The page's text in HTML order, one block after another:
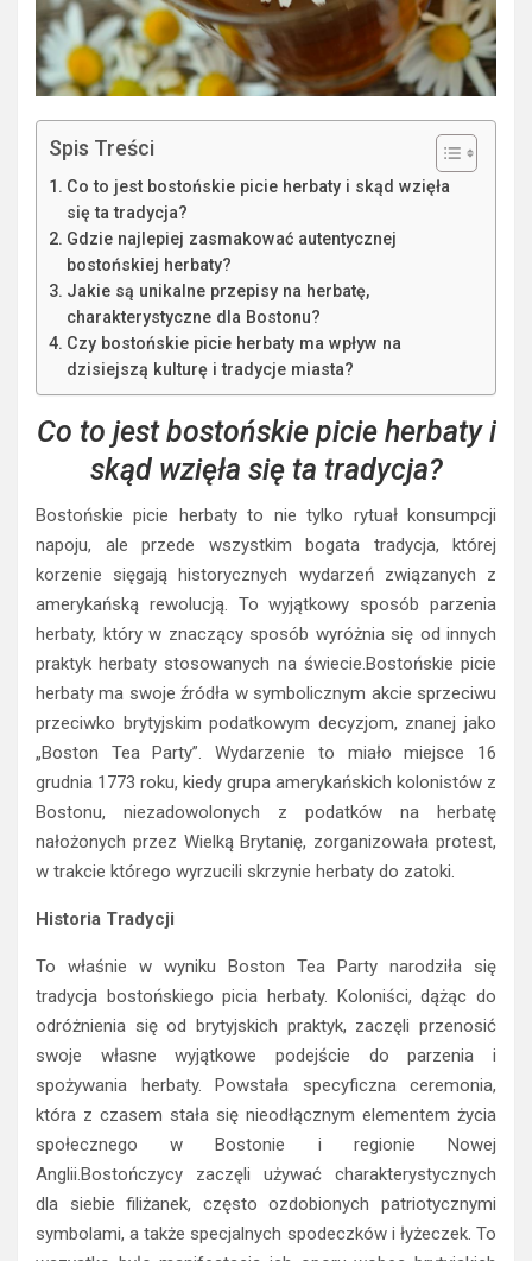
Spis Treści
Co to jest bostońskie picie herbaty i skąd wzięła
się ta tradycja?
Gdzie najlepiej zasmakować autentycznej
bostońskiej herbaty?
Jakie są unikalne przepisy na herbatę,
charakterystyczne dla Bostonu?
Czy bostońskie picie herbaty ma wpływ na
dzisiejszą kulturę i tradycje miasta?
Co to jest bostońskie picie herbaty i
skąd wzięła się ta tradycja?
Bostońskie picie herbaty to nie tylko rytuał konsumpcji
napoju, ale przede wszystkim bogata tradycja, której
korzenie sięgają historycznych wydarzeń związanych z
amerykańską rewolucją. To wyjątkowy sposób parzenia
herbaty, który w znaczący sposób wyróżnia się od innych
praktyk herbaty stosowanych na świecie.Bostońskie picie
herbaty ma swoje źródła w symbolicznym akcie sprzeciwu
przeciwko brytyjskim podatkowym decyzjom, znanej jako
„Boston Tea Party”. Wydarzenie to miało miejsce 16
grudnia 1773 roku, kiedy grupa amerykańskich kolonistów z
Bostonu, niezadowolonych z podatków na herbatę
nałożonych przez Wielką Brytanię, zorganizowała protest,
w trakcie którego wyrzucili skrzynie herbaty do zatoki.
Historia Tradycji
To właśnie w wyniku Boston Tea Party narodziła się
tradycja bostońskiego picia herbaty. Koloniści, dążąc do
odróżnienia się od brytyjskich praktyk, zaczęli przenosić
swoje własne wyjątkowe podejście do parzenia i
spożywania herbaty. Powstała specyficzna ceremonia,
która z czasem stała się nieodłącznym elementem życia
społecznego w Bostonie i regionie Nowej
Anglii.Bostończycy zaczęli używać charakterystycznych
dla siebie filiżanek, często ozdobionych patriotycznymi
symbolami, a także specjalnych spodeczków i łyżeczek. To